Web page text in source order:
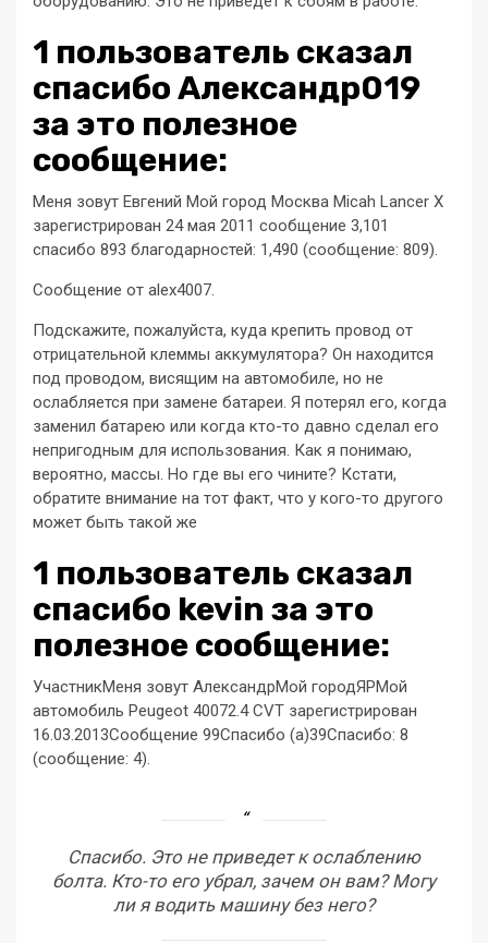
1 пользователь сказал
cпасибо Александр019
за это полезное
сообщение:
Меня зовут Евгений Мой город Москва Micah Lancer X
зарегистрирован 24 мая 2011 сообщение 3,101
спасибо 893 благодарностей: 1,490 (сообщение: 809).
Сообщение от alex4007.
Подскажите, пожалуйста, куда крепить провод от
отрицательной клеммы аккумулятора? Он находится
под проводом, висящим на автомобиле, но не
ослабляется при замене батареи. Я потерял его, когда
заменил батарею или когда кто-то давно сделал его
непригодным для использования. Как я понимаю,
вероятно, массы. Но где вы его чините? Кстати,
обратите внимание на тот факт, что у кого-то другого
может быть такой же
1 пользователь сказал
cпасибо kevin за это
полезное сообщение:
УчастникМеня зовут АлександрМой городЯРМой
автомобиль Peugeot 40072.4 CVT зарегистрирован
16.03.2013Сообщение 99Спасибо (a)39Спасибо: 8
(сообщение: 4).
Спасибо. Это не приведет к ослаблению
болта. Кто-то его убрал, зачем он вам? Могу
ли я водить машину без него?